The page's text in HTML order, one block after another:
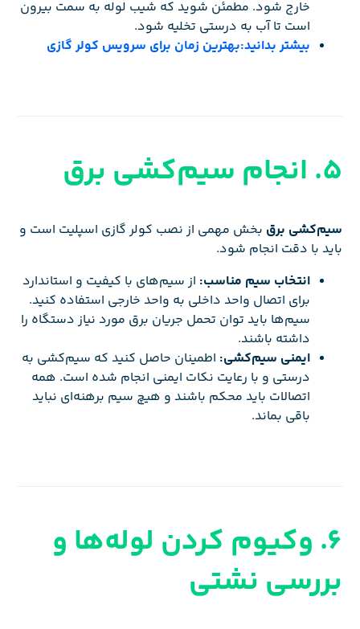
خارج شود. مطمئن شوید که شیب لوله به سمت بیرون
است تا آب به درستی تخلیه شود.
بیشتر بدانید:بهترین زمان برای سرویس کولر گازی
5. انجام سیم‌کشی برق
سیم‌کشی برق بخش مهمی از نصب کولر گازی اسپلیت است و
باید با دقت انجام شود.
انتخاب سیم مناسب: از سیم‌های با کیفیت و استاندارد
برای اتصال واحد داخلی به واحد خارجی استفاده کنید.
سیم‌ها باید توان تحمل جریان برق مورد نیاز دستگاه را
داشته باشند.
ایمنی سیم‌کشی: اطمینان حاصل کنید که سیم‌کشی به
درستی و با رعایت نکات ایمنی انجام شده است. همه
اتصالات باید محکم باشند و هیچ سیم برهنه‌ای نباید
باقی بماند.
6. وکیوم کردن لوله‌ها و
بررسی نشتی